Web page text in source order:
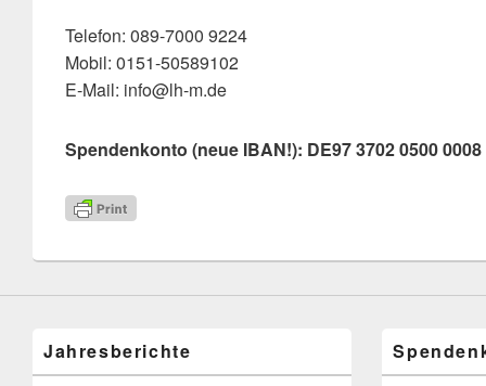
Telefon: 089-7000 9224
Mobil: 0151-50589102
E-Mail: info@lh-m.de
Spendenkonto (neue IBAN!): DE97 3702 0500 0008
Jahresberichte